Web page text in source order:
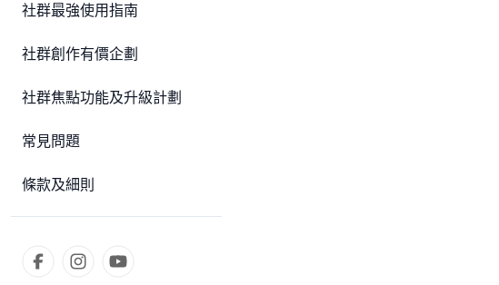
社群最強使用指南
社群創作有價企劃
社群焦點功能及升級計劃
常見問題
條款及細則